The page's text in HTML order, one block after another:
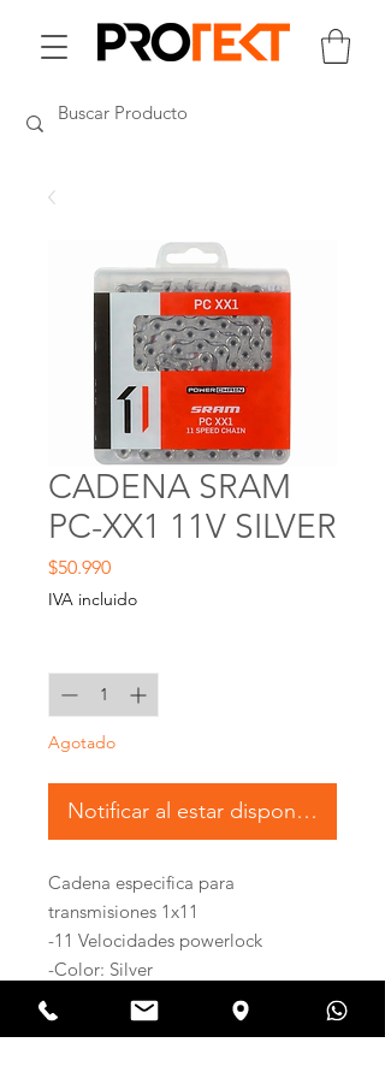
CADENA SRAM
PC-XX1 11V SILVER
$50.990Precio
IVA incluido
Agotado
Notificar al estar disponible
Cadena especifica para
transmisiones 1x11
-11 Velocidades powerlock
-Color: Silver
-Peso: 252g.
-Links: 118